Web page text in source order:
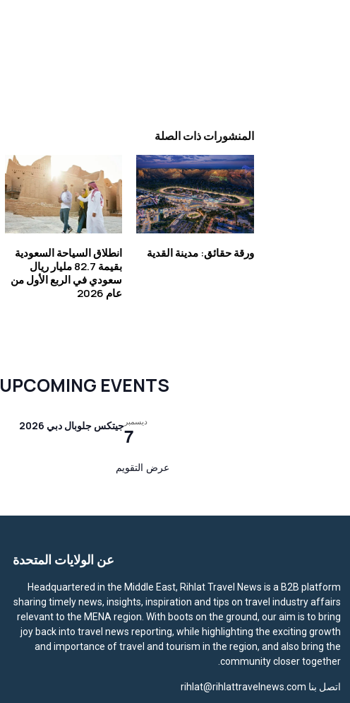
المنشورات ذات الصلة
انطلاق السياحة السعودية
بقيمة 82.7 مليار ريال
سعودي في الربع الأول من
عام 2026
ورقة حقائق: مدينة القدية
UPCOMING EVENTS
ديسمبر
7جيتكس جلوبال دبي 2026
عرض التقويم
عن الولايات المتحدة
Headquartered in the Middle East, Rihlat Travel News is a B2B platform
sharing timely news, insights, inspiration and tips on travel industry affairs
relevant to the MENA region. With boots on the ground, our aim is to bring
joy back into travel news reporting, while highlighting the exciting growth
and importance of travel and tourism in the region, and also bring the
community closer together.
اتصل بنا rihlat@rihlattravelnews.com